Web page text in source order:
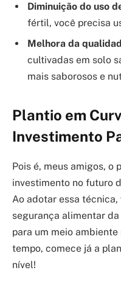
Diminuição do uso
fértil, você precisa
Melhora da
cultivadas em solo
mais saborosos e
Plantio em
Investimento
Pois é, meus amigos, o
investimento no futuro
Ao adotar essa
segurança alimentar
para um meio
tempo, comece já a
nível!